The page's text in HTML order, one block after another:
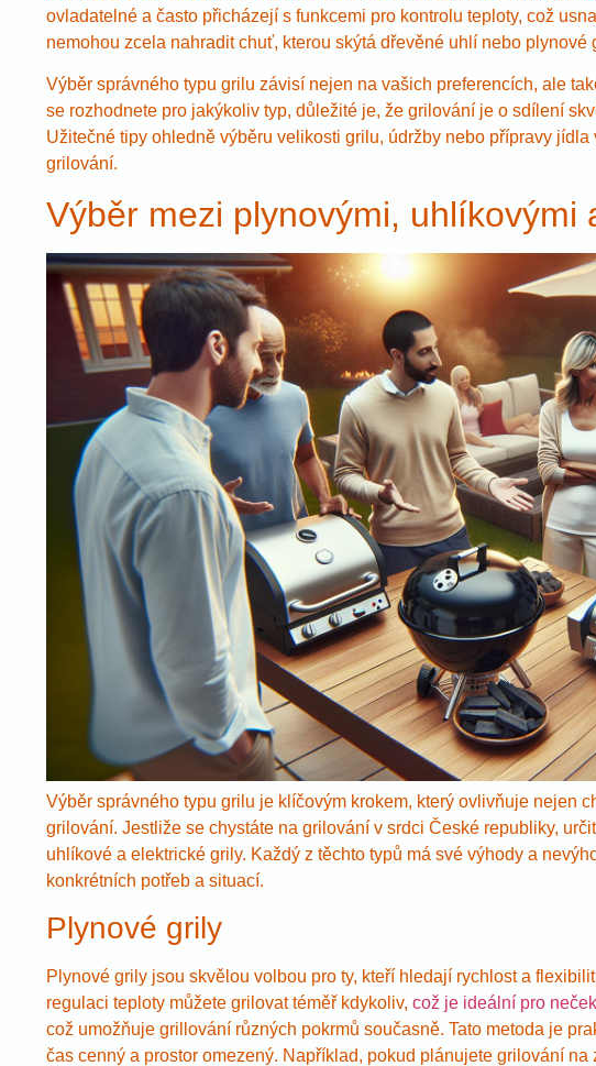
ovladatelné a často přicházejí s funkcemi pro kontrolu teploty, což
nemohou zcela nahradit chuť, kterou skýtá dřevěné uhlí nebo plynové
Výběr správného typu grilu závisí nejen na vašich preferencích, ale
se rozhodnete pro jakýkoliv typ, důležité je, že grilování je o sdílení
Užitečné tipy ohledně výběru velikosti grilu, údržby nebo přípravy
grilování.
Výběr mezi plynovými, uhlíkovými
Výběr správného typu grilu je klíčovým krokem, který ovlivňuje nejen
grilování. Jestliže se chystáte na grilování v srdci České republiky,
uhlíkové a elektrické grily. Každý z těchto typů má své výhody a
konkrétních potřeb a situací.
Plynové grily
Plynové grily jsou skvělou volbou pro ty, kteří hledají rychlost a
regulaci teploty můžete grilovat téměř kdykoliv, což je ideální pro
což umožňuje grillování různých pokrmů současně. Tato metoda je
čas cenný a prostor omezený. Například, pokud plánujete grilování